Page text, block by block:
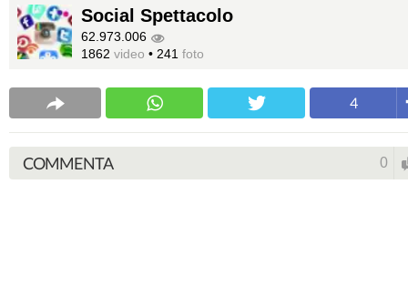
Social Spettacolo
62.973.006
1862 video • 241 foto
4
COMMENTA 0